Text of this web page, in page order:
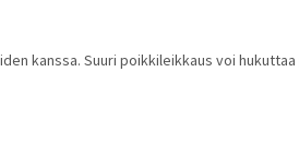
kanssa. Suuri poikkileikkaus voi